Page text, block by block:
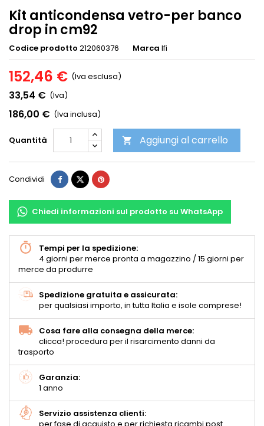
Kit anticondensa vetro-per banco
drop in cm92
Codice prodotto 212060376 Marca Ifi
152,46 € (Iva esclusa)
33,54 € (Iva)
186,00 € (Iva inclusa)
Quantità  Aggiungi al carrello
Condividi
Chiedi informazioni sul prodotto su WhatsApp
Tempi per la spedizione:
4 giorni per merce pronta a magazzino / 15 giorni per
merce da produrre
Spedizione gratuita e assicurata:
per qualsiasi importo, in tutta Italia e isole comprese!
Cosa fare alla consegna della merce:
clicca! procedura per il risarcimento danni da
trasporto
Garanzia:
1 anno
Servizio assistenza clienti: